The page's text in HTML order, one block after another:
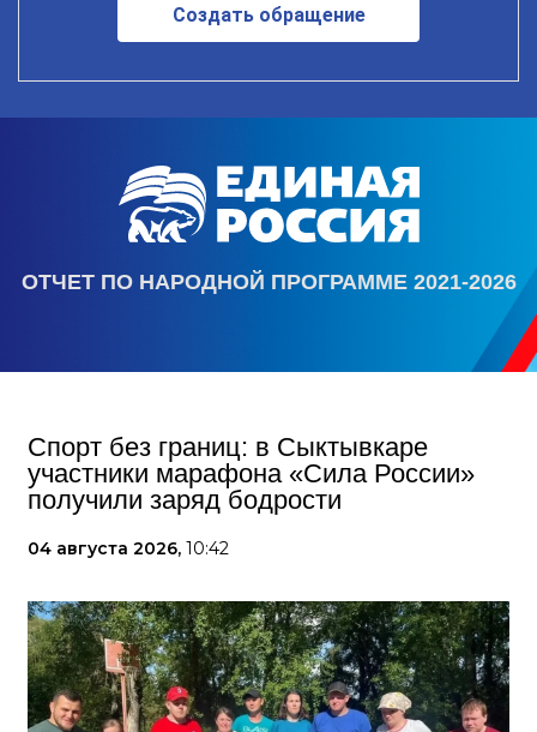
Создать обращение
ОТЧЕТ ПО НАРОДНОЙ ПРОГРАММЕ 2021-2026
Спорт без границ: в Сыктывкаре
участники марафона «Сила России»
получили заряд бодрости
04 августа 2026, 10:42